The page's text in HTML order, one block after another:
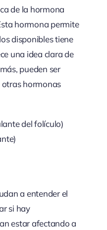
de la hormona
hormona permite
disponibles tiene
una idea clara de
pueden ser
otras hormonas
del folículo)
a entender el
si hay
estar afectando a